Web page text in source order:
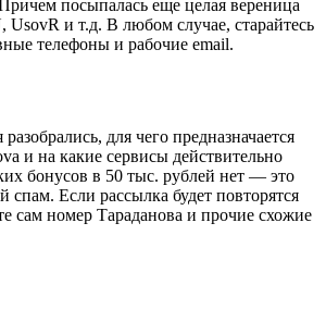
посыпалась еще целая вереница
UsovR и т.д. В любом случае, старайтесь
телефоны и рабочие email.
для чего предназначается
и на какие сервисы действительно
бонусов в 50 тыс. рублей нет — это
Если рассылка будет повторятся
сам номер Тараданова и прочие схожие